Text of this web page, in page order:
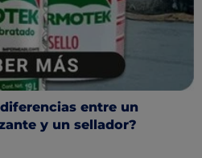
entre un
y un sellador?